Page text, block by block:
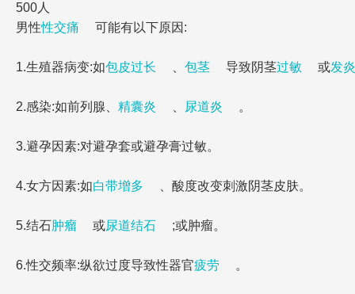
500人
男性性交痛 可能有以下原因:
1.生殖器病变:如包皮过长 包茎 导致阴茎过敏 或发炎
2.感染:如前列腺、 精囊炎 尿道炎 。
3.避孕因素:对避孕套或避孕膏过敏。
4.女方因素:如白带增多 、酸度改变刺激阴茎皮肤。
5.结石肿瘤 或尿道结石 ;或肿瘤。
6.性交频率:纵欲过度导致性器官疲劳 。